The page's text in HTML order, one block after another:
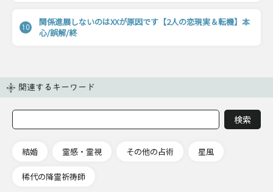
10
関係進展しないのはXXが原因です【2人の恋現実＆転機】本
心/誤解/終
関連するキーワード
結婚 霊感・霊視 その他の占術 星風
稀代の降霊祈祷師